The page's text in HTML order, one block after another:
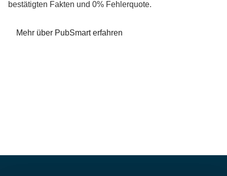
bestätigten Fakten und 0% Fehlerquote.
Mehr über PubSmart erfahren